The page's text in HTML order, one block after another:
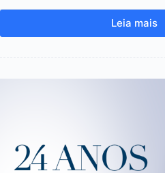
Leia mais